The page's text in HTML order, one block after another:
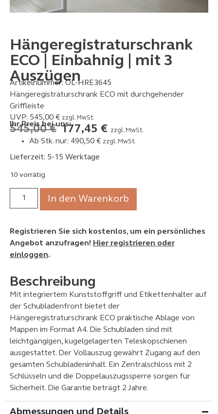
Hängeregistraturschrank
ECO | Einbahnig | mit 3
Auszügen
Artikelnummer: OL-HRE3645
Hängeregistraturschrank ECO mit durchgehender
Griffleiste
UVP: 545,00 € zzgl. MwSt.
Ihr Preis bei uns:
545,00€ 177,45 € zzgl. MwSt.
Ab Stk. nur: 490,50 € zzgl. MwSt.
Lieferzeit: 5-15 Werktage
10 vorrätig
In den Warenkorb
Registrieren Sie sich kostenlos, um ein persönliches
Angebot anzufragen! Hier registrieren oder
einloggen.
Beschreibung
Mit integriertem Kunststoffgriff und Etikettenhalter auf
der Schubladenfront bietet der
Hängeregistraturschrank ECO praktische Ablage von
Mappen im Format A4. Die Schubladen sind mit
leichtgängigen, kugelgelagerten Teleskopschienen
ausgestattet. Der Vollauszug gewährt Zugang auf den
gesamten Schubladeninhalt. Ein Zentralschloss mit 2
Schlüsseln und die Doppelauszugssperre sorgen für
Sicherheit. Die Garantie beträgt 2 Jahre.
Abmessungen und Details